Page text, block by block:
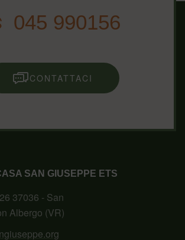
045 990156
CONTATTACI
SAN GIUSEPPE ETS
37036 - San
Albergo (VR)